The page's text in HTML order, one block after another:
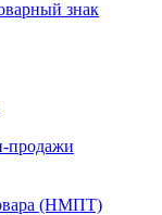
знак
продажи
(НМПТ)